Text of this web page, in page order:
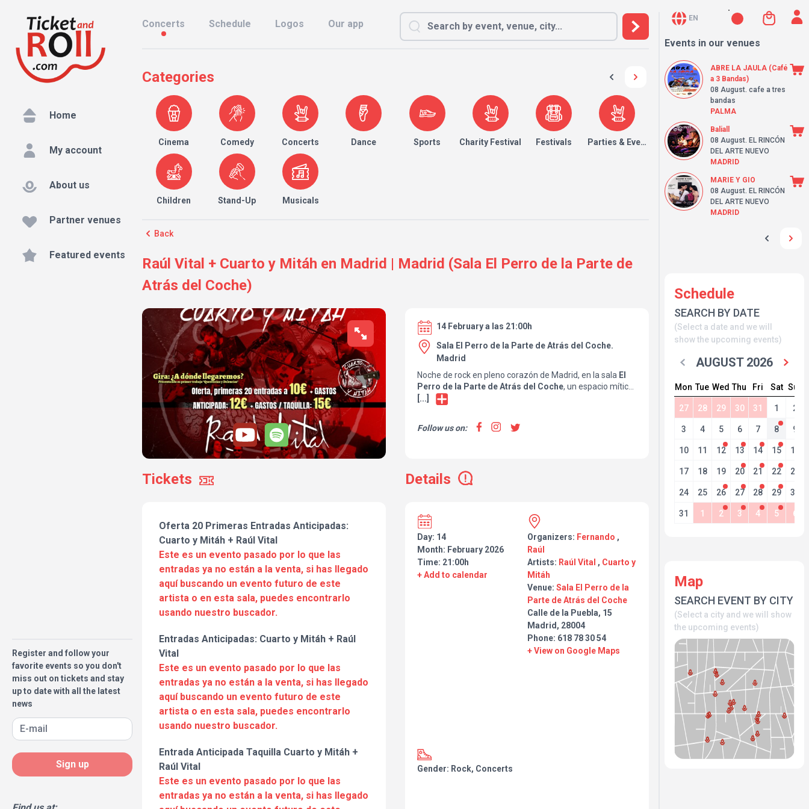
Home
My account
About us
Partner venues
Featured events
Register and follow your
favorite events so you don't
miss out on tickets and stay
up to date with all the latest
news
Sign up
Concerts Schedule Logos Our app
Categories
Cinema Comedy Concerts Dance Sports Charity Festival Festivals Parties & Events
Children Stand-Up Musicals
Back
Raúl Vital + Cuarto y Mitáh en Madrid | Madrid (Sala El Perro de la Parte de
Atrás del Coche)
14 February a las 21:00h
Sala El Perro de la Parte de Atrás del Coche.
Madrid
Noche de rock en pleno corazón de Madrid, en la sala El
Perro de la Parte de Atrás del Coche, un espacio mítico
y alternativo donde la música, la libertad y las buenas
harán pasar una noche llena de rock y buen rollo.
[...]
Follow us on:
Tickets Details
Oferta 20 Primeras Entradas Anticipadas:
Cuarto y Mitáh + Raúl Vital
Este es un evento pasado por lo que las
entradas ya no están a la venta, si has llegado
aquí buscando un evento futuro de este
artista o en esta sala, puedes encontrarlo
usando nuestro buscador.
Entradas Anticipadas: Cuarto y Mitáh + Raúl
Vital
Este es un evento pasado por lo que las
entradas ya no están a la venta, si has llegado
aquí buscando un evento futuro de este
artista o en esta sala, puedes encontrarlo
usando nuestro buscador.
Entrada Anticipada Taquilla Cuarto y Mitáh +
Raúl Vital
Este es un evento pasado por lo que las
entradas ya no están a la venta, si has llegado
Day: 14
Month: February 2026
Time: 21:00h
+ Add to calendar
Organizers: Fernando ,
Raúl
Artists: Raúl Vital , Cuarto y
Mitáh
Venue: Sala El Perro de la
Parte de Atrás del Coche
Calle de la Puebla, 15
Madrid, 28004
Phone: 618 78 30 54
+ View on Google Maps
Gender: Rock, Concerts
EN
Events in our venues
ABRE LA JAULA (Café
a 3 Bandas)
08 August. cafe a tres
bandas
PALMA
Baliall
08 August. EL RINCÓN
DEL ARTE NUEVO
MADRID
MARIE Y GIO
08 August. EL RINCÓN
DEL ARTE NUEVO
MADRID
Schedule
SEARCH BY DATE
(Select a date and we will
show the upcoming events)
AUGUST 2026
Mon Tue Wed Thu Fri Sat Sun
27 28 29 30 31 1 2
3 4 5 6 7 8 9
10 11 12 13 14 15 16
17 18 19 20 21 22 23
24 25 26 27 28 29 30
31 1 2 3 4 5 6
Map
SEARCH EVENT BY CITY
(Select a city and we will show
the upcoming events)